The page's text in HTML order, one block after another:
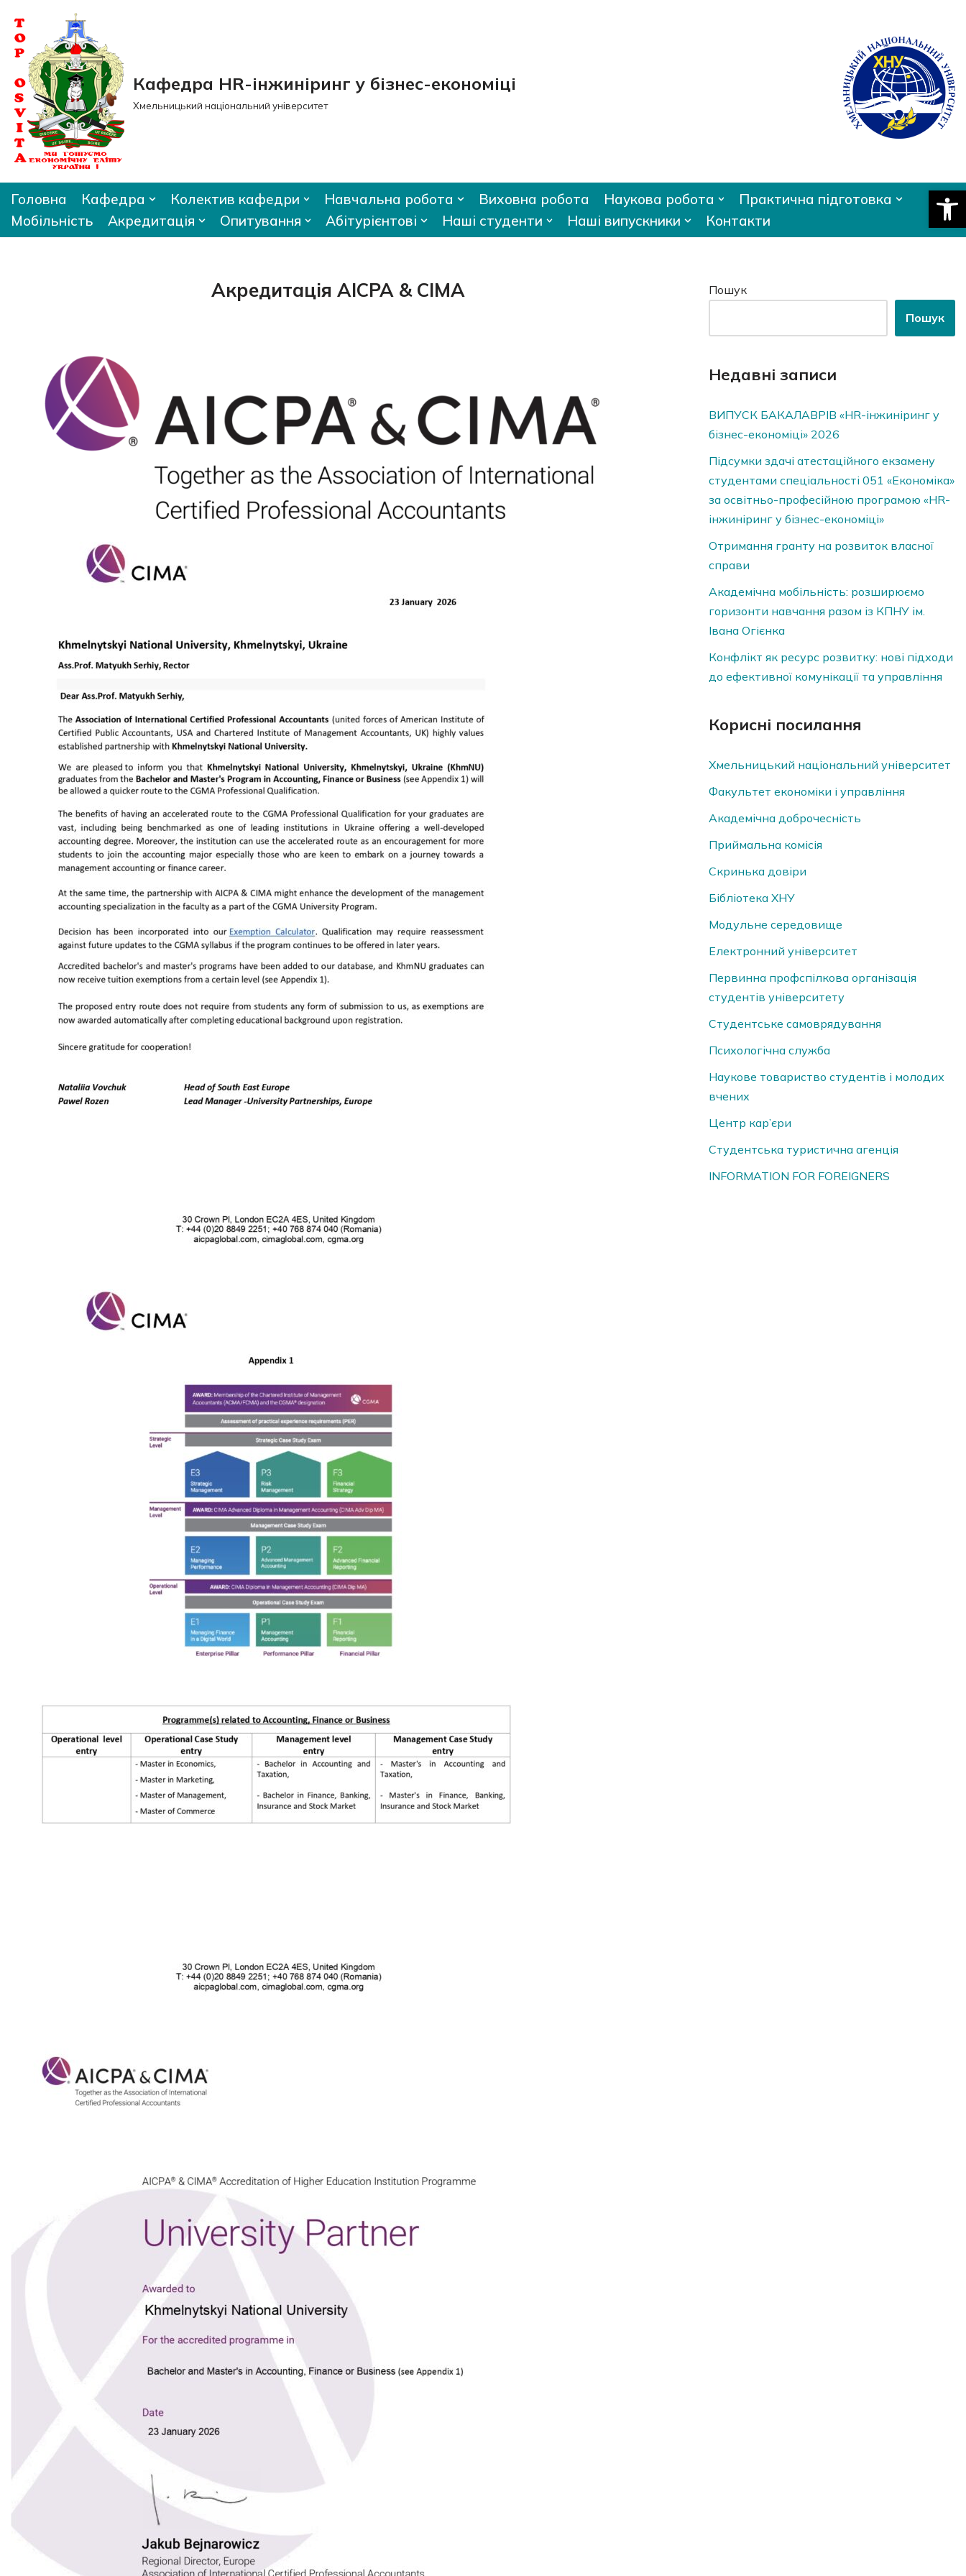
Перейти
до
вмісту
Кафедра HR-інжиніринг у бізнес-економіці
Хмельницький національний університет
Головна Кафедра Колектив кафедри Навчальна робота Виховна робота Наукова робота
Практична підготовка
Мобільність
Акредитація Опитування Абітурієнтові Наші студенти Наші випускники Контакти
Акредитація AICPA & CIMA
Пошук
Пошук
Недавні записи
ВИПУСК БАКАЛАВРІВ «HR-інжиніринг у
бізнес-економіці» 2026
Підсумки здачі атестаційного екзамену
студентами спеціальності 051 «Економіка»
за освітньо-професійною програмою «HR-
інжиніринг у бізнес-економіці»
Отримання гранту на розвиток власної
справи
Академічна мобільність: розширюємо
горизонти навчання разом із КПНУ ім.
Івана Огієнка
Конфлікт як ресурс розвитку: нові підходи
до ефективної комунікації та управління
Корисні посилання
Хмельницький національний університет
Факультет економіки і управління
Академічна доброчесність
Приймальна комісія
Скринька довiри
Бібліотека ХНУ
Модульне середовище
Електронний університет
Первинна профспілкова організація
студентів університету
Студентське самоврядування
Психологічна служба
Наукове товариство студентів і молодих
вчених
Центр кар’єри
Студентська туристична агенція
INFORMATION FOR FOREIGNERS